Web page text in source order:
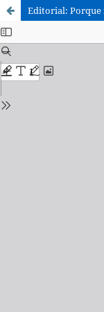
Editorial: Porque